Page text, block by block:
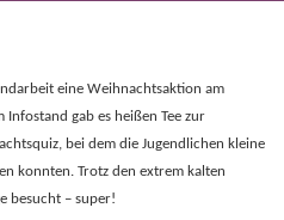
eine Weihnachtsaktion am
gab es heißen Tee zur
bei dem die Jugendlichen kleine
konnten. Trotz den extrem kalten
besucht – super!